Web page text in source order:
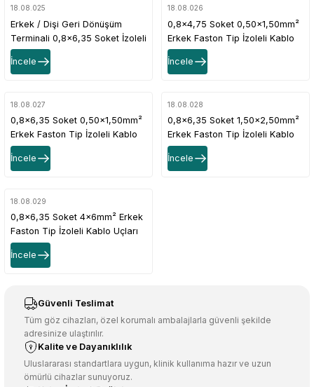
18.08.025
Erkek / Dişi Geri Dönüşüm
Terminali 0,8x6,35 Soket İzoleli
Sarı Renk (4x6mm² ) - 1 Paket
- 100Adet
İncele
18.08.026
0,8x4,75 Soket 0,50x1,50mm²
Erkek Faston Tip İzoleli Kablo
Uçları Kırmızı Renk - 1 Paket -
200Adet
İncele
18.08.027
0,8x6,35 Soket 0,50x1,50mm²
Erkek Faston Tip İzoleli Kablo
Uçları Kırmızı Renk - 1 Paket -
200Adet
İncele
18.08.028
0,8x6,35 Soket 1,50x2,50mm²
Erkek Faston Tip İzoleli Kablo
Uçları Mavi Renk - 1 Paket -
200Adet
İncele
18.08.029
0,8x6,35 Soket 4x6mm² Erkek
Faston Tip İzoleli Kablo Uçları
Sarı Renk - 1 Paket - 200Adet
İncele
Güvenli Teslimat
Tüm göz cihazları, özel korumalı ambalajlarla güvenli şekilde
adresinize ulaştırılır.
Kalite ve Dayanıklılık
Uluslararası standartlara uygun, klinik kullanıma hazır ve uzun
ömürlü cihazlar sunuyoruz.